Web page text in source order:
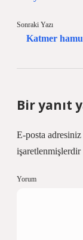
Sonraki Yazı
Katmer
Bir yanıt
E-posta
işaretlenmişlerdir
Yorum